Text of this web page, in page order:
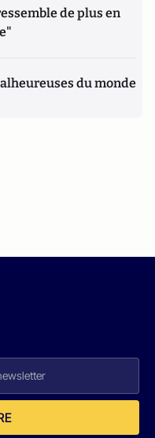
de plus en
du monde